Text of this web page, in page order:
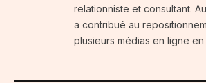
relationniste et consultant.
a contribué au
plusieurs médias en ligne en